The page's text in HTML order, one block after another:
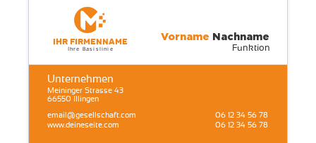
www.deineseite.com
06 12 34 56 78
06 12 34 56 78
email@gesellschaft.com
Meininger Strasse 43
66550 Illingen
Unternehmen
Funktion
Vorname Nachname
Ihr Firmenname
Ihre Basislinie